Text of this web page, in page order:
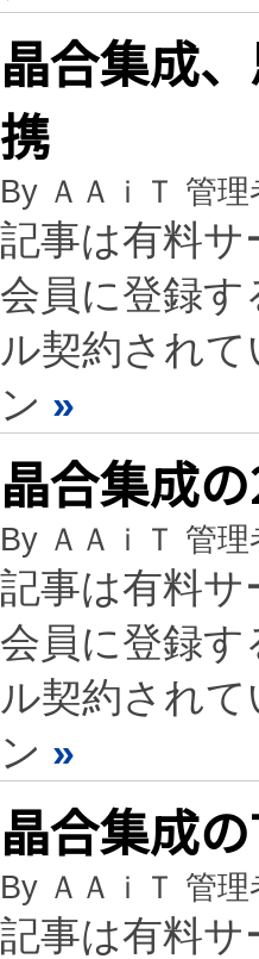
晶合集成
携
By ＡＡｉＴ 管理
記事は有料
会員に登録
ル契約され
ン »
晶合集成
By ＡＡｉＴ 管理
記事は有料
会員に登録
ル契約され
ン »
晶合集成
By ＡＡｉＴ 管理
記事は有料